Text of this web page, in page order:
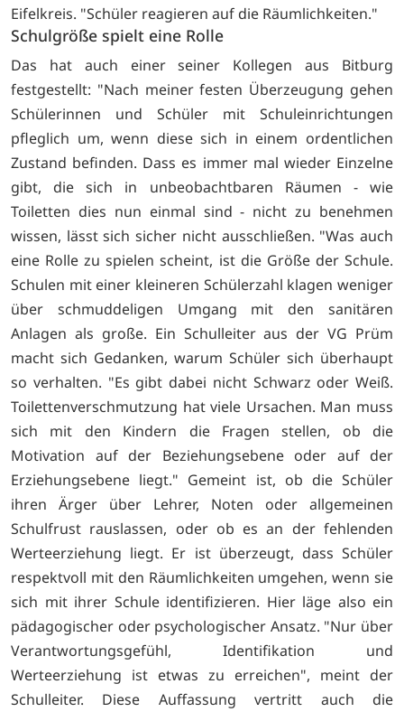
Eifelkreis. "Schüler reagieren auf die Räumlichkeiten."
Schulgröße spielt eine Rolle
Das hat auch einer seiner Kollegen aus Bitburg
festgestellt: "Nach meiner festen Überzeugung gehen
Schülerinnen und Schüler mit Schuleinrichtungen
pfleglich um, wenn diese sich in einem ordentlichen
Zustand befinden. Dass es immer mal wieder Einzelne
gibt, die sich in unbeobachtbaren Räumen - wie
Toiletten dies nun einmal sind - nicht zu benehmen
wissen, lässt sich sicher nicht ausschließen. "Was auch
eine Rolle zu spielen scheint, ist die Größe der Schule.
Schulen mit einer kleineren Schülerzahl klagen weniger
über schmuddeligen Umgang mit den sanitären
Anlagen als große. Ein Schulleiter aus der VG Prüm
macht sich Gedanken, warum Schüler sich überhaupt
so verhalten. "Es gibt dabei nicht Schwarz oder Weiß.
Toilettenverschmutzung hat viele Ursachen. Man muss
sich mit den Kindern die Fragen stellen, ob die
Motivation auf der Beziehungsebene oder auf der
Erziehungsebene liegt." Gemeint ist, ob die Schüler
ihren Ärger über Lehrer, Noten oder allgemeinen
Schulfrust rauslassen, oder ob es an der fehlenden
Werteerziehung liegt. Er ist überzeugt, dass Schüler
respektvoll mit den Räumlichkeiten umgehen, wenn sie
sich mit ihrer Schule identifizieren. Hier läge also ein
pädagogischer oder psychologischer Ansatz. "Nur über
Verantwortungsgefühl, Identifikation und
Werteerziehung ist etwas zu erreichen", meint der
Schulleiter. Diese Auffassung vertritt auch die